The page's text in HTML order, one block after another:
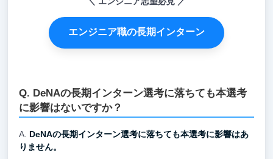
エンジニア職の長期インターン
DeNAの長期インターン選考に落ちても本選考
に影響はないですか？
DeNAの長期インターン選考に落ちても本選考に影響はあ
りません。